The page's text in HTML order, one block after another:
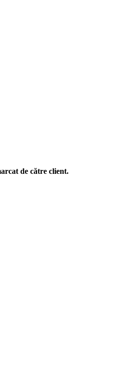
de către client.